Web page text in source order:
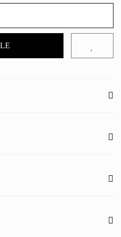
siz yapın!